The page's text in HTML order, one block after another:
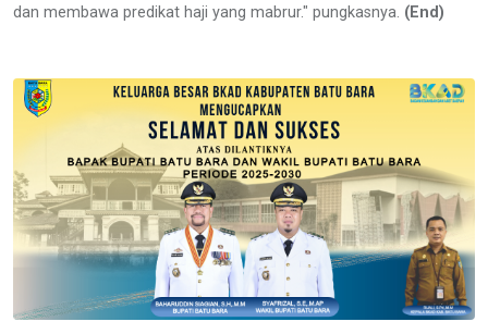
dan membawa predikat haji yang mabrur." pungkasnya. (End)